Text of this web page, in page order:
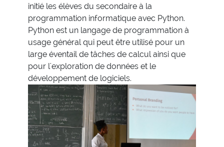
initié les élèves du secondaire à la
programmation informatique avec Python.
Python est un langage de programmation à
usage général qui peut être utilisé pour un
large éventail de tâches de calcul ainsi que
pour l'exploration de données et le
développement de logiciels.